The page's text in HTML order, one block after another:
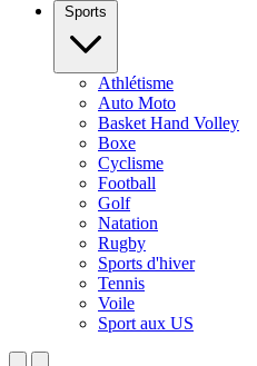
Sports
Athlétisme
Auto Moto
Basket Hand Volley
Boxe
Cyclisme
Football
Golf
Natation
Rugby
Sports d'hiver
Tennis
Voile
Sport aux US